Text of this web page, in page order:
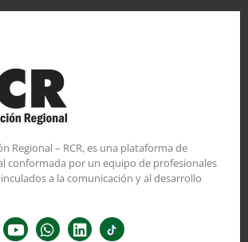
Regional – RCR, es una plataforma de
conformada por un equipo de profesionales
a la comunicación y al desarrollo